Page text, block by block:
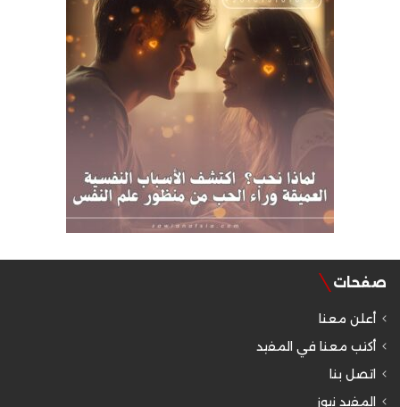
صفحات
أعلن معنا
أكتب معنا في المفيد
اتصل بنا
المفيد نيوز